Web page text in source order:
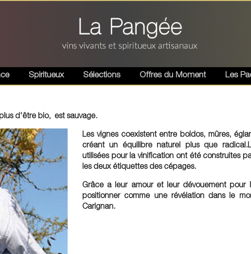
Spiritueux Sélections Offres du Moment Les
d'être bio, est sauvage.
Les vignes coexistent entre boldos, mûres,
créant un équilibre naturel plus que
utilisées pour la vinification ont été construites
les deux étiquettes des cépages.
Grâce a leur amour et leur dévouement pour
positionner comme une révélation dans le
Carignan.